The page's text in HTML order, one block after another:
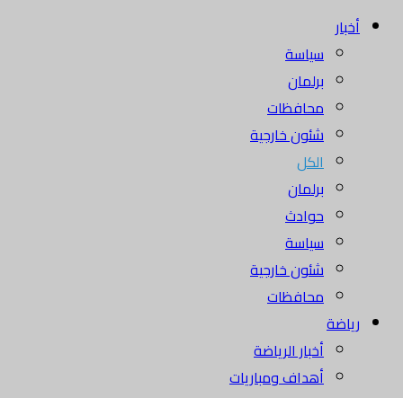
أخبار
سياسة
برلمان
محافظات
شئون خارجية
الكل
برلمان
حوادث
سياسة
شئون خارجية
محافظات
رياضة
أخبار الرياضة
أهداف ومباريات